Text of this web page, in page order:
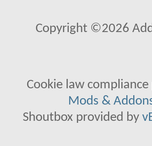
Copyright ©2026
Cookie law
Mods &
Shoutbox provided by